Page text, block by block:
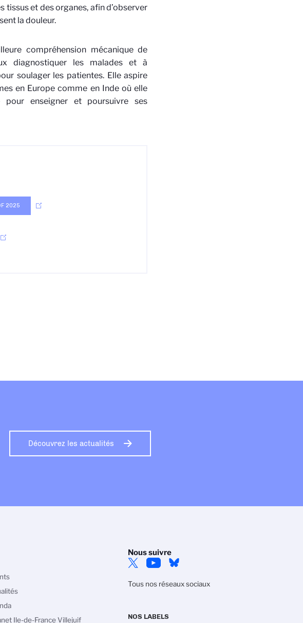
tissus et des organes, afin d’observer
la douleur.
compréhension mécanique de
diagnostiquer les malades et à
soulager les patientes. Elle aspire
en Europe comme en Inde où elle
enseigner et poursuivre ses
2025
Découvrez les actualités
Nous suivre
Tous nos réseaux sociaux
NOS LABELS
Ile-de-France Villejuif